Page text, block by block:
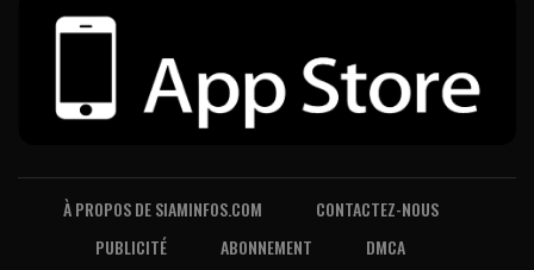
À PROPOS DE SIAMINFOS.COM
CONTACTEZ-NOUS
PUBLICITÉ
ABONNEMENT DMCA